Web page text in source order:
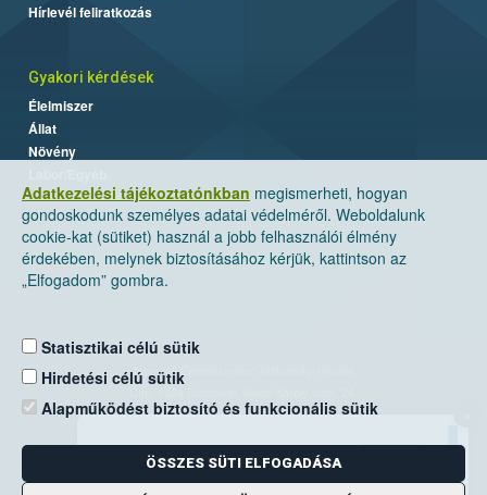
Adatkezelési tájékoztatónkban megismerheti, hogyan
gondoskodunk személyes adatai védelméről. Weboldalunk
cookie-kat (sütiket) használ a jobb felhasználói élmény
érdekében, melynek biztosításához kérjük, kattintson az
„Elfogadom” gombra.
Statisztikai célú sütik
Hirdetési célú sütik
Alapműködést biztosító és funkcionális sütik
ÖSSZES SÜTI ELFOGADÁSA
Hírlevél feliratkozás
Gyakori kérdések
Élelmiszer
Állat
Növény
Nemzeti Élelmiszerlánc-biztonsági Hivatal
Levelezési cím: 1525 Budapest. Pf. 30.
E-mail:ugyfelszolgalat@nebih.gov.hu